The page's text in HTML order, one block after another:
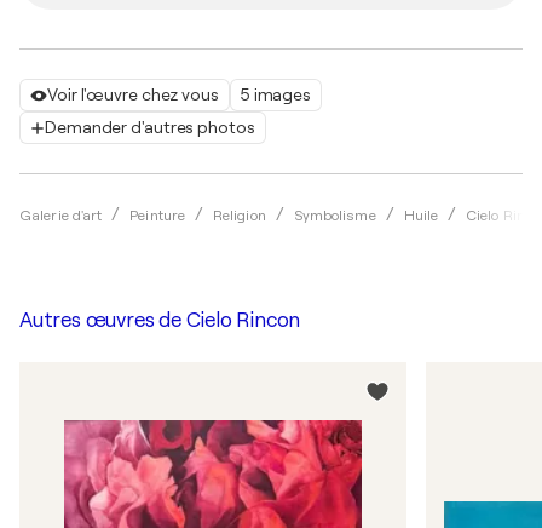
Voir l'œuvre chez vous
5 images
Demander d'autres photos
Galerie d'art Peinture Religion Symbolisme Huile Cielo
Autres œuvres de Cielo Rincon